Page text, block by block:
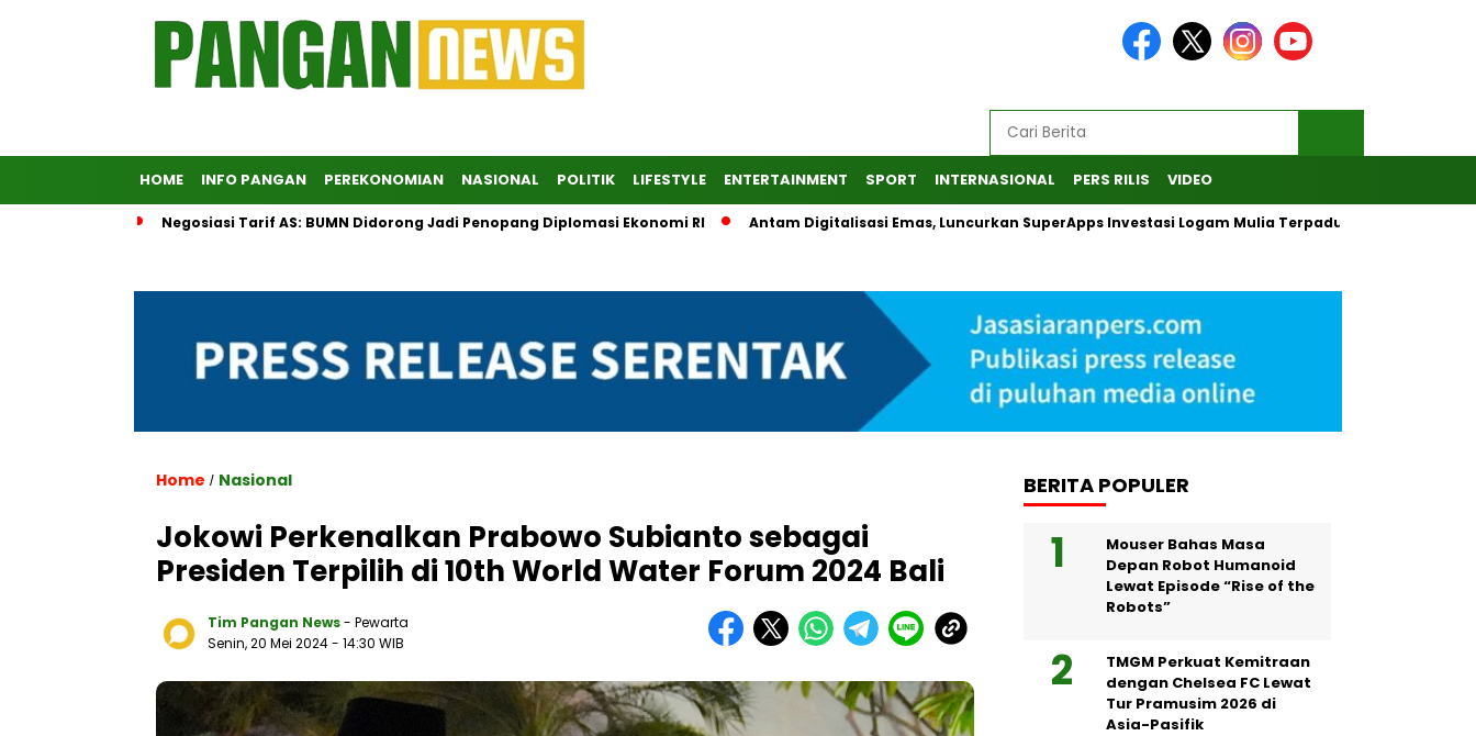
HOME INFO PANGAN PEREKONOMIAN NASIONAL POLITIK LIFESTYLE ENTERTAINMENT SPORT INTERNASIONAL PERS RILIS VIDEO
Negosiasi Tarif AS: BUMN Didorong Jadi Penopang Diplomasi Ekonomi RI Antam Digitalisasi Emas, Luncurkan SuperApps Investasi Logam Mulia Terpadu
Home / Nasional
Jokowi Perkenalkan Prabowo Subianto sebagai
Presiden Terpilih di 10th World Water Forum 2024 Bali
Tim Pangan News- Pewarta
Senin, 20 Mei 2024- 14:30 WIB
BERITA POPULER
Mouser Bahas Masa
Depan Robot Humanoid
Lewat Episode “Rise of the
Robots”
TMGM Perkuat Kemitraan
dengan Chelsea FC Lewat
Tur Pramusim 2026 di
Asia-Pasifik